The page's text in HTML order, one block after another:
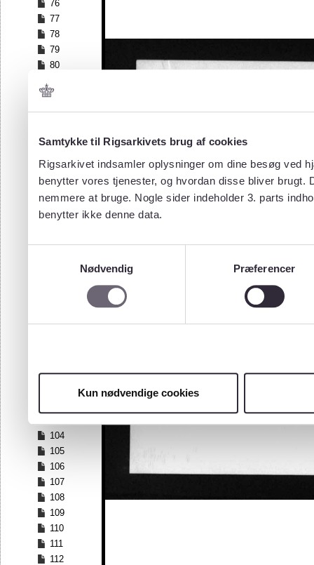
Samtykke til Rigsarkivets brug af cookies
Rigsarkivet indsamler oplysninger om dine besøg ved
benytter vores tjenester, og hvordan disse bliver
nemmere at bruge. Nogle sider indeholder 3. parts
benytter ikke denne data.
Nødvendig
Præferencer
Kun nødvendige cookies
76
77
78
79
80
82
83
85
87
88
89
90
97
100
104
105
106
107
108
109
110
111
112